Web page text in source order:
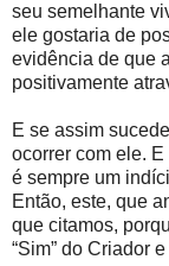
seu semelhante
ele gostaria de
evidência de que
positivamente
E se assim
ocorrer com ele.
é sempre um
Então, este, que
que citamos,
“Sim” do Criador